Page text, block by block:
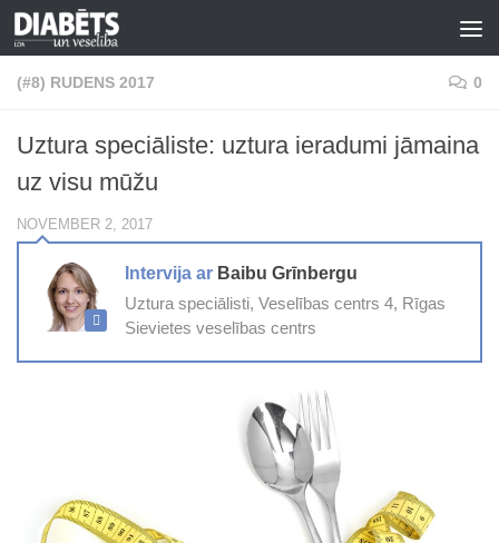
Skip to content
(#8) RUDENS 2017 0
Uztura speciāliste: uztura ieradumi jāmaina
uz visu mūžu
NOVEMBER 2, 2017
Intervija ar Baibu Grīnbergu
Uztura speciālisti, Veselības centrs 4, Rīgas
Sievietes veselības centrs